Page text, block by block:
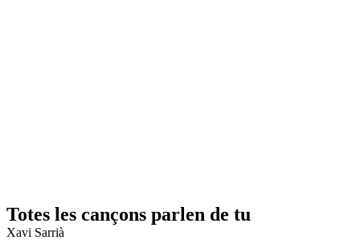
Totes les cançons parlen de tu
Xavi Sarrià